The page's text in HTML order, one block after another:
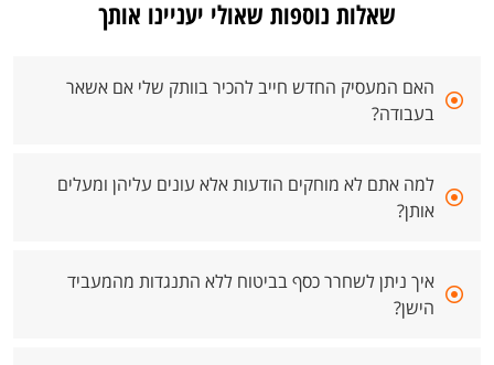
שאלות נוספות שאולי יעניינו אותך
האם המעסיק החדש חייב להכיר בוותק שלי אם אשאר
בעבודה?
למה אתם לא מוחקים הודעות אלא עונים עליהן ומעלים
אותן?
איך ניתן לשחרר כסף בביטוח ללא התנגדות מהמעביד
הישן?